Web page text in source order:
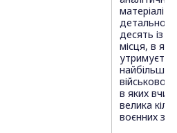
матеріалі
детально
десять із
місця, в
найбільша
в яких
велика
воєнних